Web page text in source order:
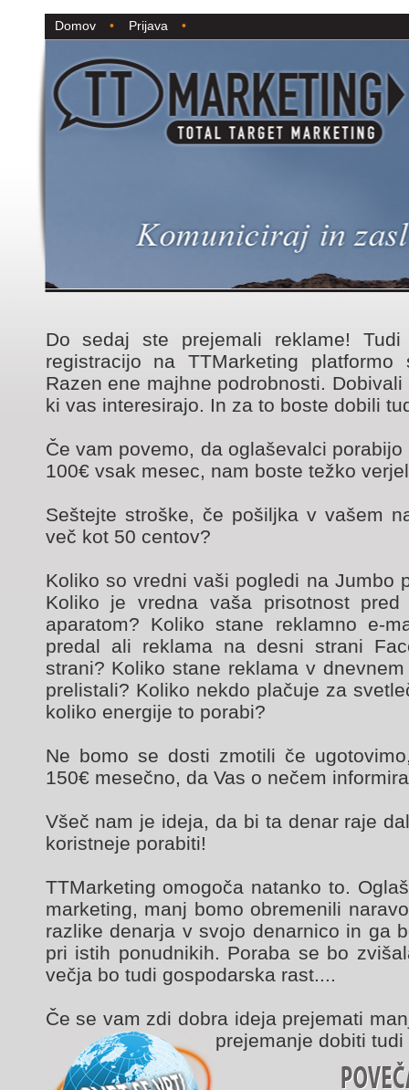
Domov • Prijava •
Do sedaj ste prejemali reklame!
registracijo na TTMarketing
Razen ene majhne podrobnosti.
ki vas interesirajo. In za to boste dobili
Če vam povemo, da oglaševalci
100€ vsak mesec, nam boste težko
Seštejte stroške, če pošiljka v vašem
več kot 50 centov?
Koliko so vredni vaši pogledi na Jumbo
Koliko je vredna vaša prisotnost
aparatom? Koliko stane reklamno e-
predal ali reklama na desni strani
strani? Koliko stane reklama v
prelistali? Koliko nekdo plačuje za
koliko energije to porabi?
Ne bomo se dosti zmotili če
150€ mesečno, da Vas o nečem
Všeč nam je ideja, da bi ta denar raje
koristneje porabiti!
TTMarketing omogoča natanko to.
marketing, manj bomo obremenili
razlike denarja v svojo denarnico in ga
pri istih ponudnikih. Poraba se bo
večja bo tudi gospodarska rast....
Če se vam zdi dobra ideja prejemati
prejemanje dobiti